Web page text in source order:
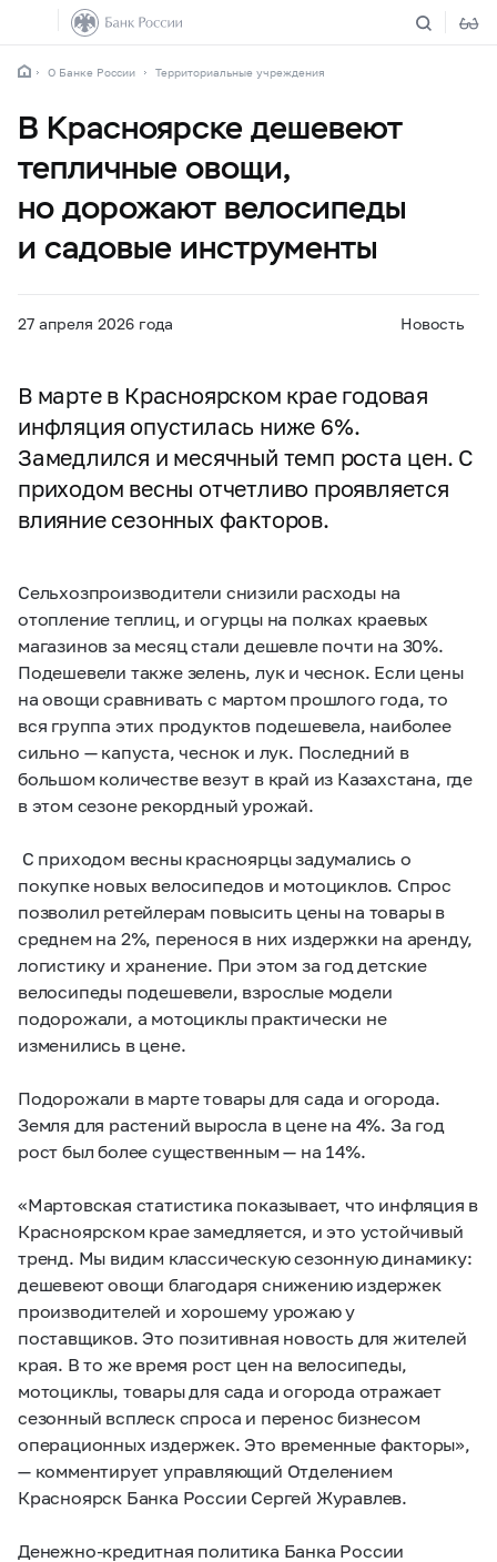
О Банке России Территориальные учреждения
В Красноярске дешевеют
тепличные овощи,
но дорожают велосипеды
и садовые инструменты
27 апреля 2026 года Новость
В марте в Красноярском крае годовая
инфляция опустилась ниже 6%.
Замедлился и месячный темп роста цен. С
приходом весны отчетливо проявляется
влияние сезонных факторов.
Сельхозпроизводители снизили расходы на
отопление теплиц, и огурцы на полках краевых
магазинов за месяц стали дешевле почти на 30%.
Подешевели также зелень, лук и чеснок. Если цены
на овощи сравнивать с мартом прошлого года, то
вся группа этих продуктов подешевела, наиболее
сильно — капуста, чеснок и лук. Последний в
большом количестве везут в край из Казахстана, где
в этом сезоне рекордный урожай.
С приходом весны красноярцы задумались о
покупке новых велосипедов и мотоциклов. Спрос
позволил ретейлерам повысить цены на товары в
среднем на 2%, перенося в них издержки на аренду,
логистику и хранение. При этом за год детские
велосипеды подешевели, взрослые модели
подорожали, а мотоциклы практически не
изменились в цене.
Подорожали в марте товары для сада и огорода.
Земля для растений выросла в цене на 4%. За год
рост был более существенным — на 14%.
«Мартовская статистика показывает, что инфляция в
Красноярском крае замедляется, и это устойчивый
тренд. Мы видим классическую сезонную динамику:
дешевеют овощи благодаря снижению издержек
производителей и хорошему урожаю у
поставщиков. Это позитивная новость для жителей
края. В то же время рост цен на велосипеды,
мотоциклы, товары для сада и огорода отражает
сезонный всплеск спроса и перенос бизнесом
операционных издержек. Это временные факторы»,
— комментирует управляющий Отделением
Красноярск Банка России Сергей Журавлев.
Денежно-кредитная политика Банка России